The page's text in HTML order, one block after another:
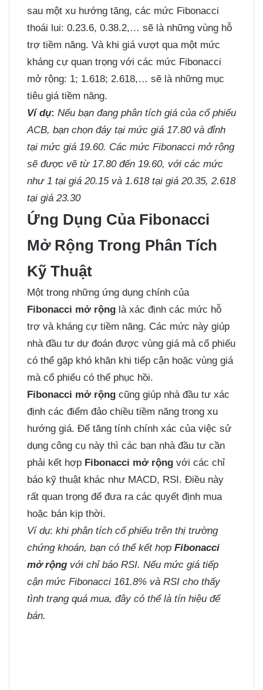
sau một xu hướng tăng, các mức Fibonacci
thoái lui: 0.23.6, 0.38.2,… sẽ là những vùng hỗ
trợ tiềm năng. Và khi giá vượt qua một mức
kháng cự quan trọng với các mức Fibonacci
mở rộng: 1; 1.618; 2.618,… sẽ là những mục
tiêu giá tiềm năng.
Ví dụ: Nếu bạn đang phân tích giá của cổ phiếu
ACB, bạn chọn đáy tại mức giá 17.80 và đỉnh
tại mức giá 19.60. Các mức Fibonacci mở rộng
sẽ được vẽ từ 17.80 đến 19.60, với các mức
như 1 tại giá 20.15 và 1.618 tại giá 20.35, 2.618
tại giá 23.30
Ứng Dụng Của Fibonacci
Mở Rộng Trong Phân Tích
Kỹ Thuật
Một trong những ứng dụng chính của
Fibonacci mở rộng là xác định các mức hỗ
trợ và kháng cự tiềm năng. Các mức này giúp
nhà đầu tư dự đoán được vùng giá mà cổ phiếu
có thể gặp khó khăn khi tiếp cận hoặc vùng giá
mà cổ phiếu có thể phục hồi.
Fibonacci mở rộng cũng giúp nhà đầu tư xác
định các điểm đảo chiều tiềm năng trong xu
hướng giá. Để tăng tính chính xác của việc sử
dụng công cụ này thì các bạn nhà đầu tư cần
phải kết hợp Fibonacci mở rộng với các chỉ
báo kỹ thuật khác như MACD, RSI. Điều này
rất quan trọng để đưa ra các quyết định mua
hoặc bán kịp thời.
Ví dụ: khi phân tích cổ phiếu trên thị trường
chứng khoán, bạn có thể kết hợp Fibonacci
mở rộng với chỉ báo RSI. Nếu mức giá tiếp
cận mức Fibonacci 161.8% và RSI cho thấy
tình trạng quá mua, đây có thể là tín hiệu để
bán.